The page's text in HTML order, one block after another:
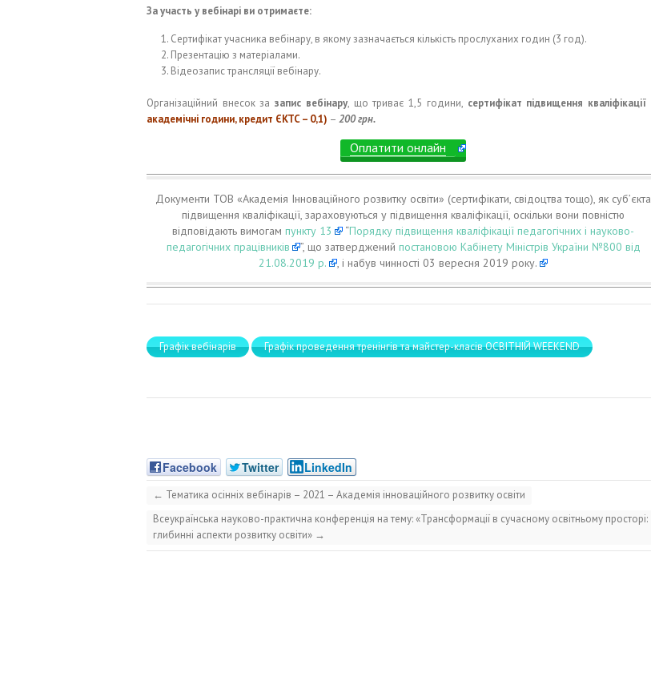
За участь у вебінарі ви отримаєте:
Сертифікат учасника вебінару, в якому зазначається кількість прослуханих годин (3 год).
Презентацію з матеріалами.
Відеозапис трансляції вебінару.
Організаційний внесок зазапис вебінару, що триває 1,5 години, сертифікат підвищення кваліфікації
академічні години, кредит ЄКТС – 0,1) – 200 грн.
Оплатити онлайн
Документи ТОВ «Академія Інноваційного розвитку освіти» (сертифікати, свідоцтва тощо), як суб’єкта
підвищення кваліфікації, зараховуються у підвищення кваліфікації, оскільки вони повністю
відповідають вимогампункту 13 “Порядку підвищення кваліфікації педагогічних і науково-
педагогічних працівників
”, що затверджений постановою Кабінету Міністрів України №800 від
21.08.2019 р.
, і набув чинності 03 вересня 2019 року.
Графік вебінарів Графік проведення тренінгів та майстер-класів ОСВІТНІЙ WEEKEND
Facebook Twitter LinkedIn
← Тематика осінніх вебінарів – 2021 – Академія інноваційного розвитку освіти
Всеукраїнська науково-практична конференція на тему: «Трансформації в сучасному освітньому просторі:
глибинні аспекти розвитку освіти» →